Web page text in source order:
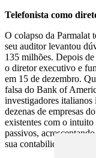
Telefonista como
O colapso da Parmalat
seu auditor levantou
135 milhões. Depois
o diretor executivo e
em 15 de dezembro.
falsa do Bank of
investigadores
dezenas de empresas
existentes com o
passivos,
sua contabilidade há